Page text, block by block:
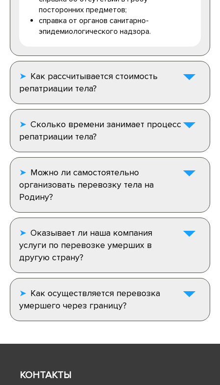
посторонних предметов;
справка от органов санитарно-
эпидемиологического надзора.
Как рассчитывается стоимость
репатриации тела?
Сколько времени занимает процесс
репатриации тела?
Можно ли самостоятельно
организовать перевозку тела на
Родину?
Оказывает ли наша компания
услуги по перевозке умерших в
другую страну?
Как осуществляется перевозка
умершего через границу?
КОНТАКТЫ